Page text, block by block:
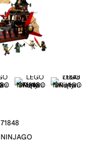
71848
NINJAGO